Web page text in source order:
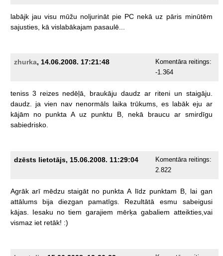
labājk jau visu mūžu noljurināt pie PC nekā uz pāris minūtēm
sajusties, kā vislabākajam pasaulē...
zhurka, 14.06.2008. 17:21:48
Komentāra reitings:
-1.364
teniss 3 reizes nedēļā, braukāju daudz ar riteni un staigāju.
daudz.
ja vien nav nenormāls laika trūkums, es labāk eju ar
kājām
no punkta A uz punktu B, nekā braucu ar smirdīgu
sabiedrisko.
dzēsts lietotājs, 15.06.2008. 11:29:04
Komentāra reitings:
2.822
Agrāk arī mēdzu staigāt no punkta A līdz punktam B, lai gan
attālums
bija diezgan pamatīgs. Rezultātā esmu
sabeigusi
kājas.
Iesaku no tiem garajiem mērķa gabaliem atteikties,vai
vismaz iet retāk! :)